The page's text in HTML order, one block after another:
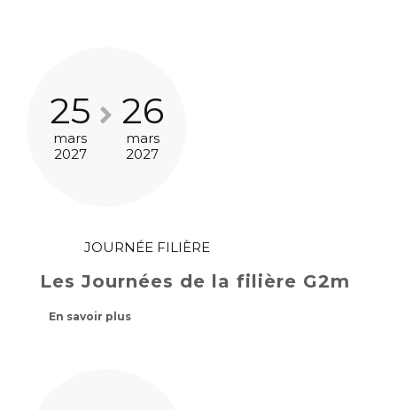
25
mars
2027
26
mars
2027
JOURNÉE FILIÈRE
Les Journées de la filière G2m
En savoir plus